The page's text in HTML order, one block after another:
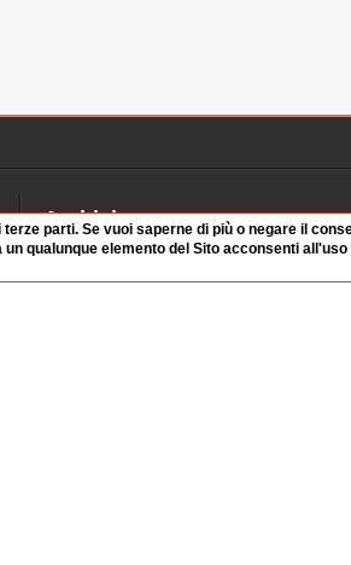
Archivio
Videoparlamento
Istituzioni
parti. Se vuoi saperne di più o negare il
qualunque elemento del Sito acconsenti all'uso